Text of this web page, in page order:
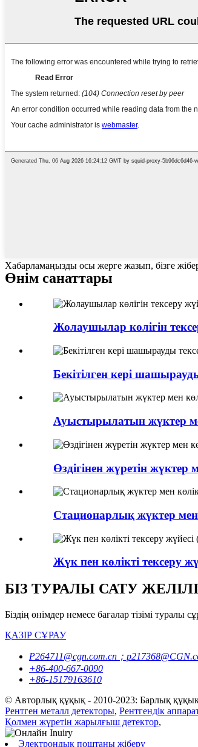
Хабарламаңызды осы жерге жазып, бізге
Өнім санаттары
Жолаушылар көлігін
Бекітілген кері
Ауыстырылатын жүктер
Өздігінен жүретін жүктер
Стационарлық жүктер мен
Жүк пен көлікті тексеру
БІЗ ТУРАЛЫ САТУ
Біздің өнімдер немесе бағалар тізімі
ҚАЗІР СҰРАУ
P264711@cgn.com.cn；
+86-400-667-0090
+86-15179163610
© Авторлық құқық - 2010-2023: Барлық
Рентген металл детекторы, Рентгендік
Қолмен жүретін жарылғыш детектор,
Электрондық поштаны жіберу